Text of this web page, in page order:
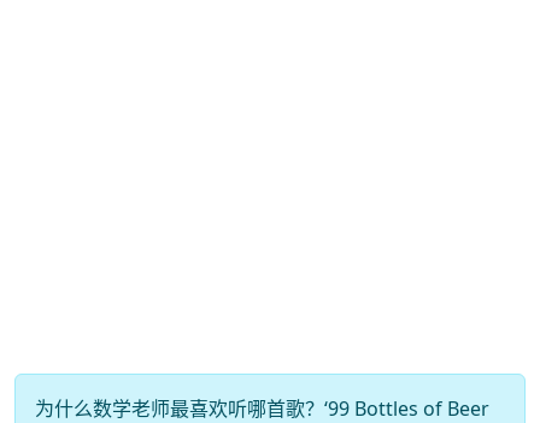
为什么数学老师最喜欢听哪首歌？‘99 Bottles of Beer